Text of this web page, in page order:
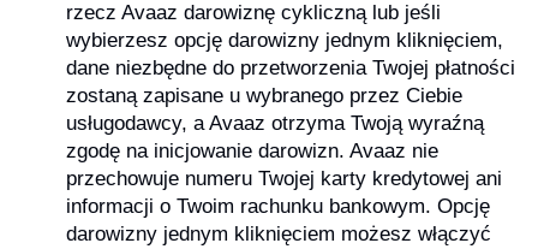
rzecz Avaaz darowiznę cykliczną lub jeśli
wybierzesz opcję darowizny jednym kliknięciem,
dane niezbędne do przetworzenia Twojej płatności
zostaną zapisane u wybranego przez Ciebie
usługodawcy, a Avaaz otrzyma Twoją wyraźną
zgodę na inicjowanie darowizn. Avaaz nie
przechowuje numeru Twojej karty kredytowej ani
informacji o Twoim rachunku bankowym. Opcję
darowizny jednym kliknięciem możesz włączyć